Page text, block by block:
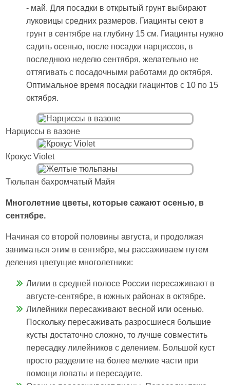
- май. Для посадки в открытый грунт выбирают
луковицы средних размеров. Гиацинты сеют в
грунт в сентябре на глубину 15 см. Гиацинты нужно
садить осенью, после посадки нарциссов, в
последнюю неделю сентября, желательно не
оттягивать с посадочными работами до октября.
Оптимальное время посадки гиацинтов с 10 по 15
октября.
Нарциссы в вазоне
Крокус Violet
Тюльпан бахромчатый Майя
Многолетние цветы, которые сажают осенью, в
сентябре.
Начиная со второй половины августа, и продолжая
заниматься этим в сентябре, мы рассаживаем путем
деления цветущие многолетники:
Лилии в средней полосе России пересаживают в
августе-сентябре, в южных районах в октябре.
Лилейники пересаживают весной или осенью.
Поскольку пересаживать разросшиеся большие
кусты достаточно сложно, то лучше совместить
пересадку лилейников с делением. Большой куст
просто разделите на более мелкие части при
помощи лопаты и пересадите.